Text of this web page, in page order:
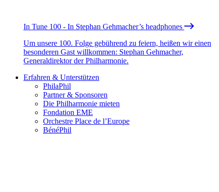
In Tune 100 - In Stephan Gehmacher’s headphones
Um unsere 100. Folge gebührend zu feiern, heißen wir einen
besonderen Gast willkommen: Stephan Gehmacher,
Generaldirektor der Philharmonie.
Erfahren & Unterstützen
PhilaPhil
Partner & Sponsoren
Die Philharmonie mieten
Fondation EME
Orchestre Place de l’Europe
BénéPhil